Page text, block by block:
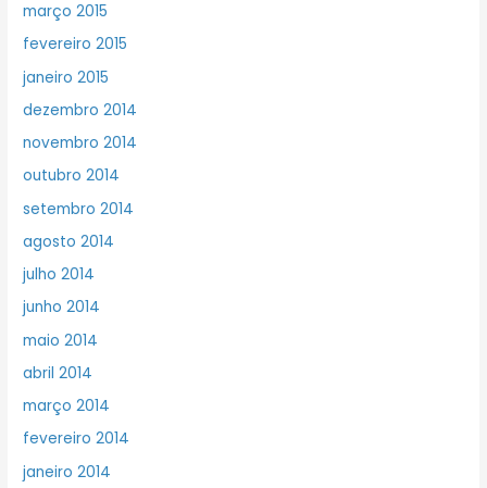
março 2015
fevereiro 2015
janeiro 2015
dezembro 2014
novembro 2014
outubro 2014
setembro 2014
agosto 2014
julho 2014
junho 2014
maio 2014
abril 2014
março 2014
fevereiro 2014
janeiro 2014